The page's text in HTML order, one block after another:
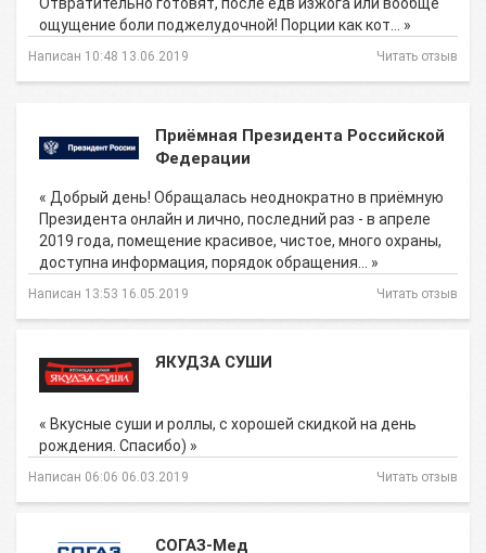
ощущение боли поджелудочной! Порции как кот… »
Написан 10:48 13.06.2019 Читать отзыв
Приёмная Президента Российской
Федерации
« Добрый день! Обращалась неоднократно в приёмную
Президента онлайн и лично, последний раз - в апреле
2019 года, помещение красивое, чистое, много охраны,
доступна информация, порядок обращения… »
Написан 13:53 16.05.2019 Читать отзыв
ЯКУДЗА СУШИ
« Вкусные суши и роллы, с хорошей скидкой на день
рождения. Спасибо) »
Написан 06:06 06.03.2019 Читать отзыв
СОГАЗ-Мед